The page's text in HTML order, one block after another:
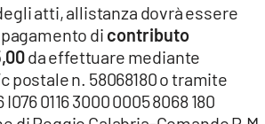
atti, allistanza dovrà essere
di contributo
da effettuare mediante
postale n. 58068180 o tramite
0116 3000 0005 8068 180